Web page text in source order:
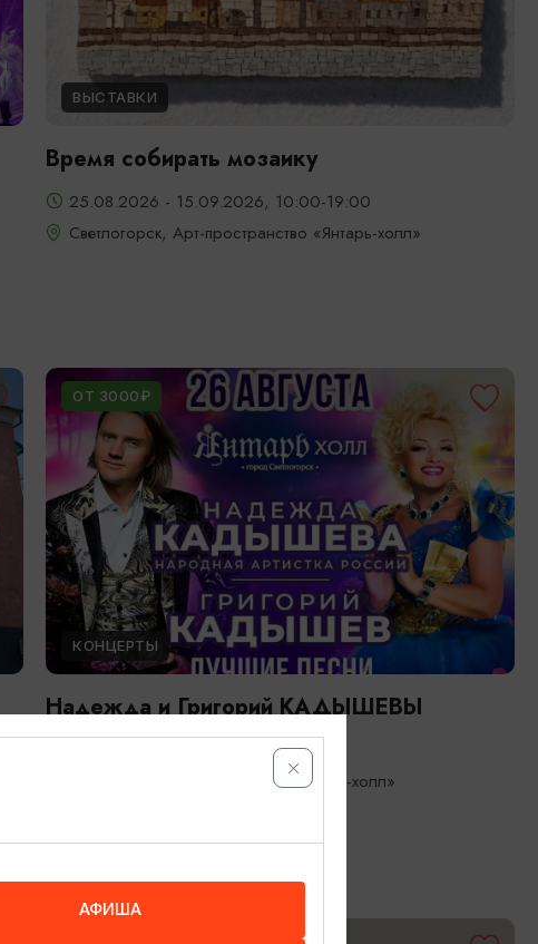
ВЫСТАВКИ
Время собирать мозаику
25.08.2026 - 15.09.2026, 10:00-19:00
Светлогорск, Арт-пространство «Янтарь-холл»
ОТ 3000₽
КОНЦЕРТЫ
Надежда и Григорий КАДЫШЕВЫ
Светлогорск, Театр эстрады «Янтарь-холл»
АФИША